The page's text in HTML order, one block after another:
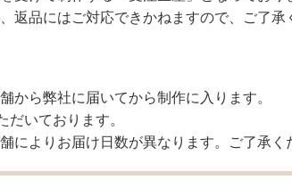
返品にはご対応できかねますので、ご了承
から弊社に届いてから制作に入ります。
いております。
によりお届け日数が異なります。ご了承く